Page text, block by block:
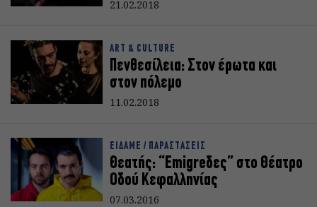
21.02.2018
ART & CULTURE
Πενθεσίλεια: Στον έρωτα και
στον πόλεμο
11.02.2018
ΕΙΔΑΜΕ / ΠΑΡΑΣΤΑΣΕΙΣ
Θεατής: “Εmigreδες” στο Θέατρο
Οδού Κεφαλληνίας
07.03.2016